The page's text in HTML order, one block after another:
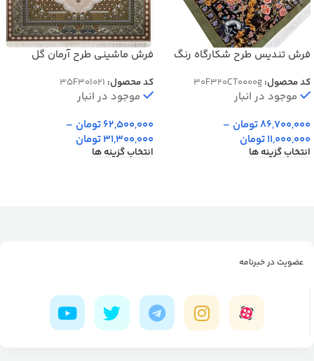
فرش تندیس طرح شکارگاه رنگ
کد محصول:30F320CT0000g
موجود در انبار
86,700,000تومان –
11,000,000تومان
انتخاب گزینه ها
فرش ماشینی طرح آرمان گل
کد محصول: 35F301021
موجود در انبار
62,500,000تومان –
31,300,000تومان
انتخاب گزینه ها
عضویت در خبرنامه